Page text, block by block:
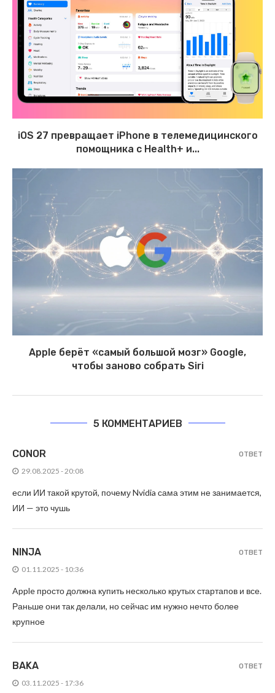
iOS 27 превращает iPhone в телемедицинского
помощника с Health+ и...
Apple берёт «самый большой мозг» Google,
чтобы заново собрать Siri
5 КОММЕНТАРИЕВ
CONOR
29.08.2025 - 20:08
если ИИ такой крутой, почему Nvidia сама этим не занимается,
ИИ — это чушь
ОТВЕТ
NINJA
01.11.2025 - 10:36
Apple просто должна купить несколько крутых стартапов и все.
Раньше они так делали, но сейчас им нужно нечто более
крупное
ОТВЕТ
BAKA
03.11.2025 - 17:36
ОТВЕТ